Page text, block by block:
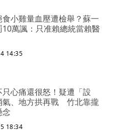
小雞量血壓遭檢舉？蘇一
10萬諷：只准賴總統當賴醫
14:35
心痛還很怒！疑遭「設
氣、地方拱再戰 竹北靠攏
念
18:34